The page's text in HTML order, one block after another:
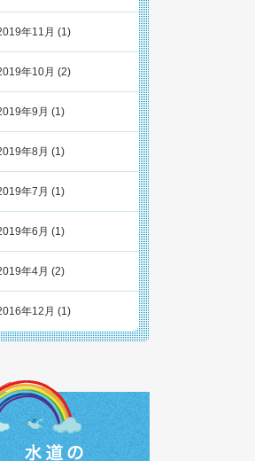
年11月 (1)
年10月 (2)
年9月 (1)
年8月 (1)
年7月 (1)
年6月 (1)
年4月 (2)
年12月 (1)